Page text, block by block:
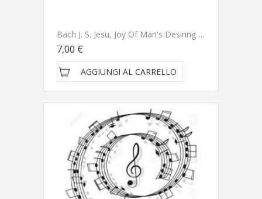
Bach J. S. Jesu, Joy Of Man's Desiring From BWV 147 Organ - Arranged By Bryan Hesford Fentone 213
7,00 €
AGGIUNGI AL CARRELLO